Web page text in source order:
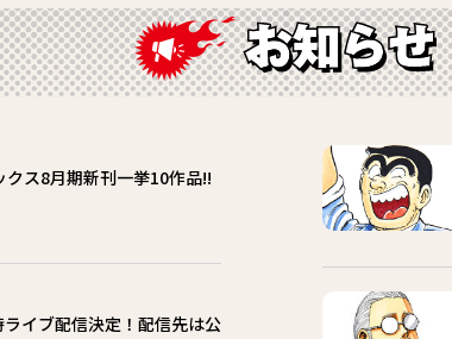
ス8月期新刊一挙10作品!!
ライブ配信決定！配信先は公